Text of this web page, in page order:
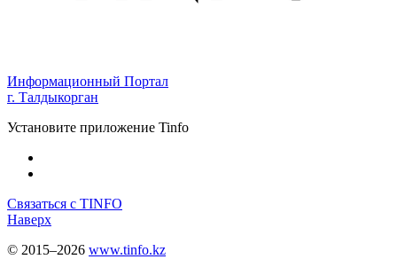
Информационный Портал
г. Талдыкорган
Установите приложение Tinfo
Связаться с TINFO
Наверх
© 2015–2026 www.tinfo.kz